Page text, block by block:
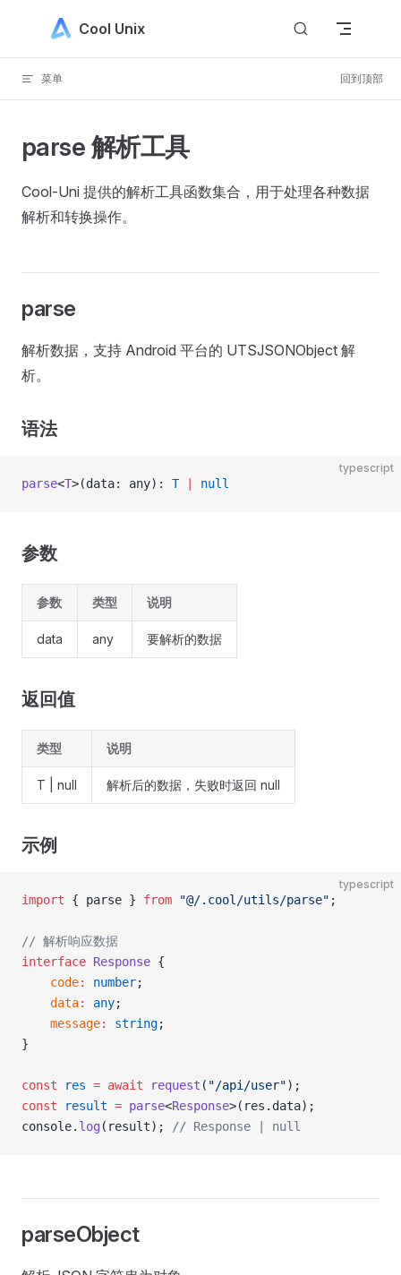
Skip to contentCool Unix
菜单 回到顶部
parse 解析工具
Cool-Uni 提供的解析工具函数集合，用于处理各种数据
解析和转换操作。
parse
解析数据，支持 Android 平台的 UTSJSONObject 解
析。
语法
typescript
parse<T>(data: any): T | null
参数
参数 类型 说明
data any 要解析的数据
返回值
类型 说明
T | null 解析后的数据，失败时返回 null
示例
typescript
import { parse } from "@/.cool/utils/parse" ;
// 解析响应数据
interface Response {
	code
: number;
	data
: any;
	message
: string;
}
const res = await request ( "/api/user");
const result = parse<Response>(res.data);
console. log (result); // Response | null
parseObject